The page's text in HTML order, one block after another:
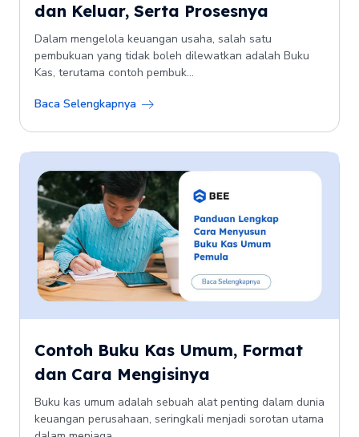
dan Keluar, Serta Prosesnya
Dalam mengelola keuangan usaha, salah satu
pembukuan yang tidak boleh dilewatkan adalah Buku
Kas, terutama contoh pembuk...
Baca Selengkapnya
Contoh Buku Kas Umum, Format
dan Cara Mengisinya
Buku kas umum adalah sebuah alat penting dalam dunia
keuangan perusahaan, seringkali menjadi sorotan utama